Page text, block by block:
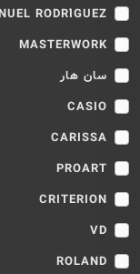
RODRÍGUEZ
MASTERWORK
سان هار
CASIO
CARISSA
PROART
CRITERION
VD
ROLAND